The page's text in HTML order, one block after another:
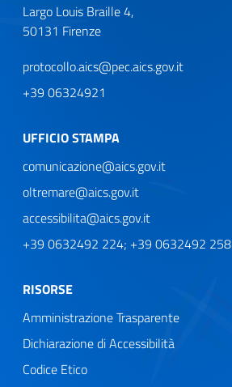
Largo Louis Braille 4,
50131 Firenze
protocollo.aics@pec.aics.gov.it
+39 06324921
UFFICIO STAMPA
comunicazione@aics.gov.it
oltremare@aics.gov.it
accessibilita@aics.gov.it
+39 0632492 224; +39 0632492 258
RISORSE
Amministrazione Trasparente
Dichiarazione di Accessibilità
Codice Etico